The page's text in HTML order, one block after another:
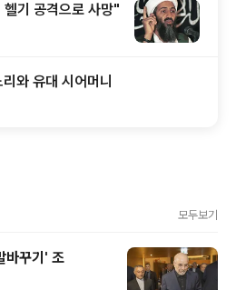
기 공격으로 사망"
와 유대 시어머니
모두보기
바꾸기' 조